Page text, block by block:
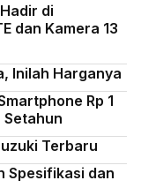
di
dan Kamera 13
Inilah Harganya
Rp 1
Setahun
Terbaru
Spesifikasi dan